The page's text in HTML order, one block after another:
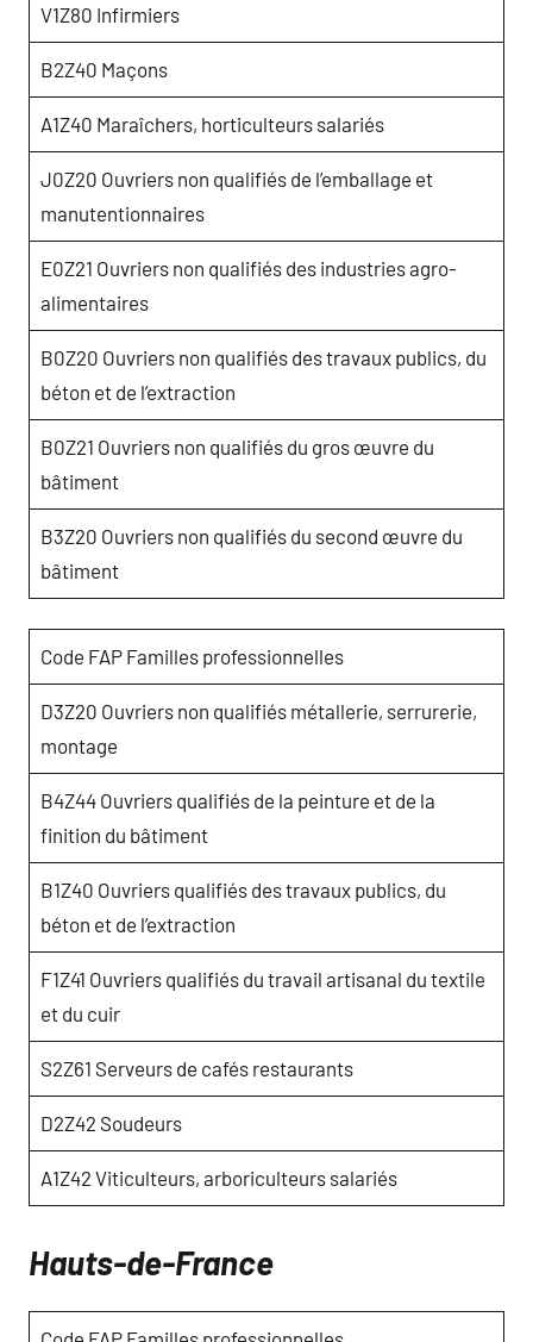
V1Z80 Infirmiers
B2Z40 Maçons
A1Z40 Maraîchers, horticulteurs salariés
J0Z20 Ouvriers non qualifiés de l’emballage et
manutentionnaires
E0Z21 Ouvriers non qualifiés des industries agro-
alimentaires
B0Z20 Ouvriers non qualifiés des travaux publics, du
béton et de l’extraction
B0Z21 Ouvriers non qualifiés du gros œuvre du
bâtiment
B3Z20 Ouvriers non qualifiés du second œuvre du
bâtiment
Code FAP Familles professionnelles
D3Z20 Ouvriers non qualifiés métallerie, serrurerie,
montage
B4Z44 Ouvriers qualifiés de la peinture et de la
finition du bâtiment
B1Z40 Ouvriers qualifiés des travaux publics, du
béton et de l’extraction
F1Z41 Ouvriers qualifiés du travail artisanal du textile
et du cuir
S2Z61 Serveurs de cafés restaurants
D2Z42 Soudeurs
A1Z42 Viticulteurs, arboriculteurs salariés
Hauts-de-France